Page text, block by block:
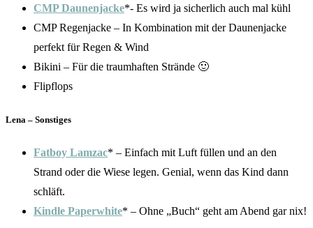
CMP Daunenjacke*- Es wird ja sicherlich auch mal kühl
CMP Regenjacke – In Kombination mit der Daunenjacke
perfekt für Regen & Wind
Bikini – Für die traumhaften Strände 🙂
Flipflops
Lena – Sonstiges
Fatboy Lamzac* – Einfach mit Luft füllen und an den
Strand oder die Wiese legen. Genial, wenn das Kind dann
schläft.
Kindle Paperwhite* – Ohne „Buch“ geht am Abend gar nix!